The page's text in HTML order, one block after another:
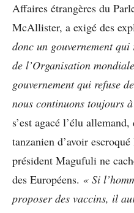
Affaires étrangères du
McAllister, a exigé des
donc un gouvernement
de l’Organisation
gouvernement qui refuse
nous continuons toujours
s’est agacé l’élu
tanzanien d’avoir
président Magufuli ne
des Européens. « Si
proposer des vaccins, il